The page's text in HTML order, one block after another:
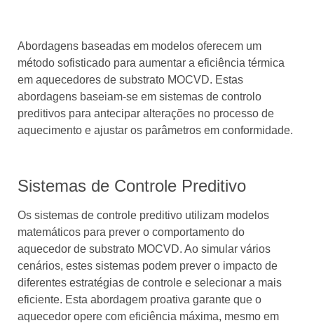
Abordagens baseadas em modelos oferecem um
método sofisticado para aumentar a eficiência térmica
em aquecedores de substrato MOCVD. Estas
abordagens baseiam-se em sistemas de controlo
preditivos para antecipar alterações no processo de
aquecimento e ajustar os parâmetros em conformidade.
Sistemas de Controle Preditivo
Os sistemas de controle preditivo utilizam modelos
matemáticos para prever o comportamento do
aquecedor de substrato MOCVD. Ao simular vários
cenários, estes sistemas podem prever o impacto de
diferentes estratégias de controle e selecionar a mais
eficiente. Esta abordagem proativa garante que o
aquecedor opere com eficiência máxima, mesmo em